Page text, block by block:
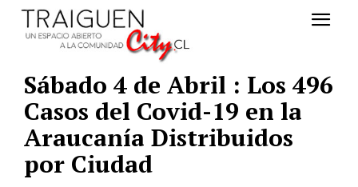
Sábado 4 de Abril : Los 496
Casos del Covid-19 en la
Araucanía Distribuidos
por Ciudad